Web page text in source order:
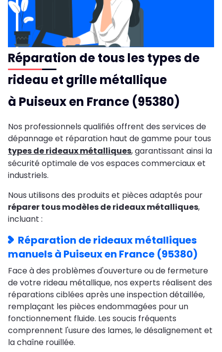
Réparation de tous les types de
rideau et grille métallique
à Puiseux en France (95380)
Nos professionnels qualifiés offrent des services de
dépannage et réparation haut de gamme pour tous
types de rideaux métalliques, garantissant ainsi la
sécurité optimale de vos espaces commerciaux et
industriels.
Nous utilisons des produits et pièces adaptés pour
réparer tous modèles de rideaux métalliques,
incluant :
Réparation de rideaux métalliques
manuels à Puiseux en France (95380)
Face à des problèmes d'ouverture ou de fermeture
de votre rideau métallique, nos experts réalisent des
réparations ciblées après une inspection détaillée,
remplaçant les pièces endommagées pour un
fonctionnement fluide. Les soucis fréquents
comprennent l'usure des lames, le désalignement et
la chaîne rouillée.